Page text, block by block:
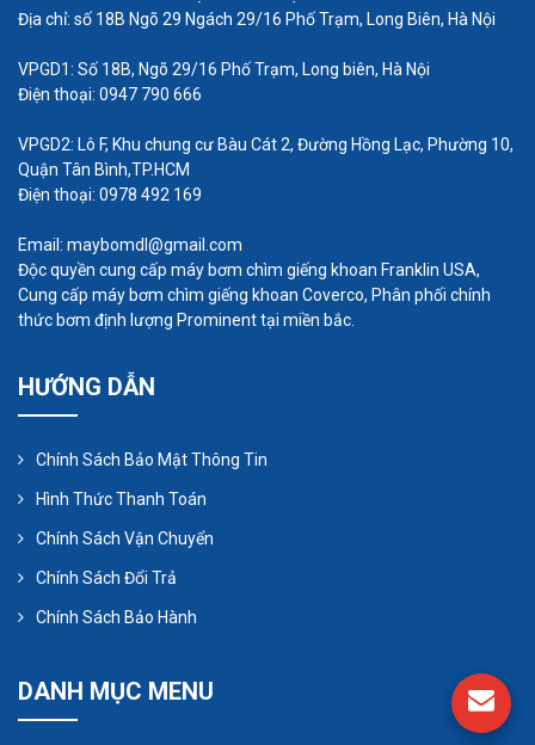
Máy bơm hóa chất của chúng tôi để bán có nhiều
phù hợp với các ứng dụng và nhu cầu khác
nhau. Chúng tôi sẽ luôn sẵn lòng đưa ra lời khuyên
của bạn. Bỏ phỏng đoán ra khỏi phương trình và để
chúng tôi giúp bạn một tay!
Địa chỉ: số 18B Ngõ 29 Ngách 29/16 Phố Trạm, Long Biên, Hà Nội
VPGD1: Số 18B, Ngõ 29/16 Phố Trạm, Long biên, Hà Nội
Điện thoại: 0947 790 666
VPGD2: Lô F, Khu chung cư Bàu Cát 2, Đường Hồng Lạc, Phường 10,
Quận Tân Bình,TP.HCM
Điện thoại: 0978 492 169
Email: maybomdl@gmail.com
Độc quyền cung cấp máy bơm chìm giếng khoan Franklin USA,
Cung cấp máy bơm chìm giếng khoan Coverco, Phân phối chính
thức bơm định lượng Prominent tại miền bắc.
HƯỚNG DẪN
Chính Sách Bảo Mật Thông Tin
Hình Thức Thanh Toán
Chính Sách Vận Chuyển
Chính Sách Đổi Trả
Chính Sách Bảo Hành
DANH MỤC MENU